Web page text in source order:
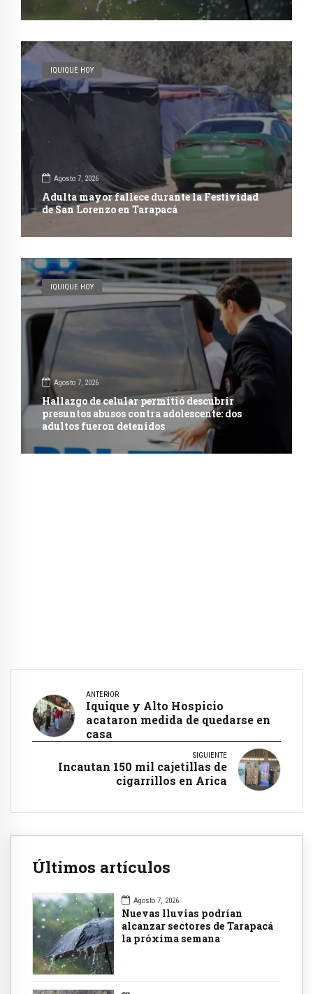
IQUIQUE HOY
Agosto 7, 2026
Adulta mayor fallece durante la Festividad
de San Lorenzo en Tarapacá
IQUIQUE HOY
Agosto 7, 2026
Hallazgo de celular permitió descubrir
presuntos abusos contra adolescente: dos
adultos fueron detenidos
ANTERIOR
Iquique y Alto Hospicio
acataron medida de quedarse en
casa
SIGUIENTE
Incautan 150 mil cajetillas de
cigarrillos en Arica
Últimos artículos
Agosto 7, 2026
Nuevas lluvias podrían
alcanzar sectores de Tarapacá
la próxima semana